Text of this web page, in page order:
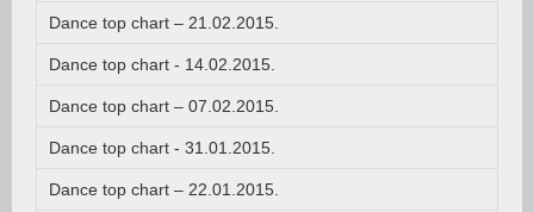
Dance top chart – 21.02.2015.
Dance top chart - 14.02.2015.
Dance top chart – 07.02.2015.
Dance top chart - 31.01.2015.
Dance top chart – 22.01.2015.